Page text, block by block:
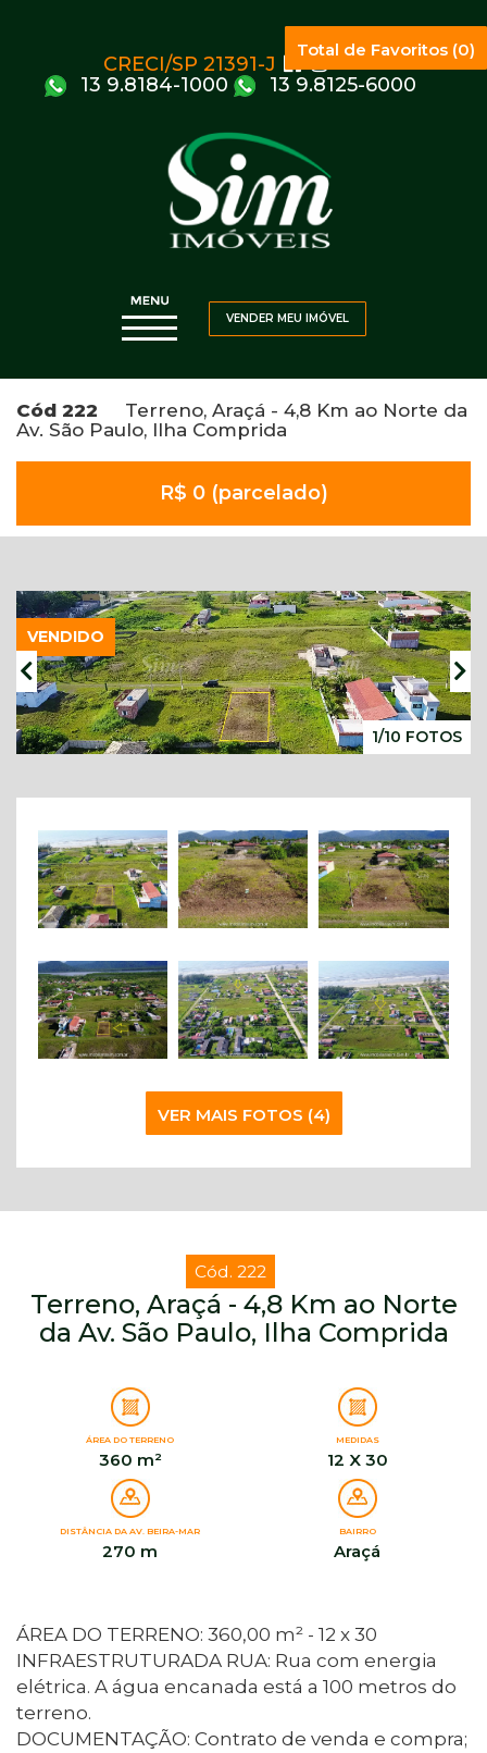
CRECI/SP 21391-J
13 9.8184-1000
13 9.8125-6000
Total de Favoritos (0)
VENDER MEU IMÓVEL
Cód 222 Terreno, Araçá - 4,8 Km ao Norte da
Av. São Paulo, Ilha Comprida
R$ 0 (parcelado)
VENDIDO
1/10 FOTOS
VER MAIS FOTOS (4)
Cód. 222
Terreno, Araçá - 4,8 Km ao Norte
da Av. São Paulo, Ilha Comprida
ÁREA DO TERRENO
360 m²
MEDIDAS
12 X 30
DISTÂNCIA DA AV. BEIRA-MAR
270 m
BAIRRO
Araçá
ÁREA DO TERRENO: 360,00 m² - 12 x 30
INFRAESTRUTURADA RUA: Rua com energia
elétrica. A água encanada está a 100 metros do
terreno.
DOCUMENTAÇÃO: Contrato de venda e compra;